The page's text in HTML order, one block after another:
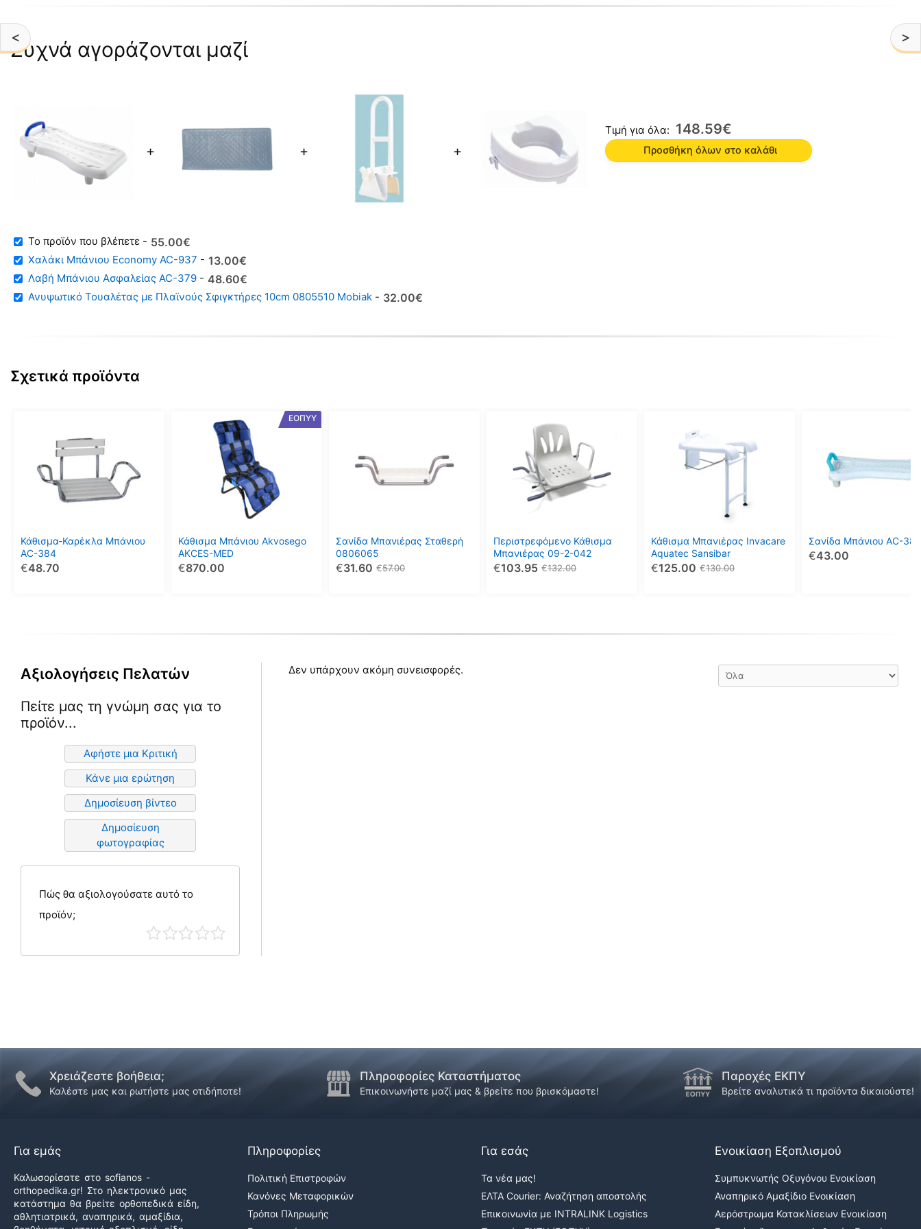
< >
Συχνά αγοράζονται μαζί
+ + +
Τιμή για όλα: 148 59€
Προσθήκη όλων στο καλάθι
- 55 00€
Χαλάκι Μπάνιου Economy AC-937 -
Original
price
was:
13 00€
Η
τρέχουσα
τιμή
Λαβή Μπάνιου Ασφαλείας AC-379 - 48 60€
Ανυψωτικό Τουαλέτας με Πλαϊνούς Σφιγκτήρες 10cm 0805510 Mobiak - 32 00€
Σχετικά προϊόντα
Κάθισμα-Καρέκλα Μπάνιου
AC-384
48.70
€
ΕΟΠΥΥ
Κάθισμα Μπάνιου Akvosego
AKCES-MED
870.00
€
πολλαπλές
παραλλαγές.
μπορούν
να
επιλεγούν
Σανίδα Μπανιέρας Σταθερή
0806065
57.00
€
31.60
€
Περιστρεφόμενο Κάθισμα
Μπανιέρας 09-2-042
132.00
€
103.95
€
Κάθισμα Μπανιέρας Invacare
Aquatec Sansibar
130.00
€
125.00
€
Σανίδα Μπάνιου AC-386
43.00
€
Αξιολογήσεις Πελατών
Πείτε μας τη γνώμη σας για το
προϊόν...
Αφήστε μια Κριτική
Κάνε μια ερώτηση
Δημοσίευση βίντεο
Δημοσίευση
φωτογραφίας
Πώς θα αξιολογούσατε αυτό το
προϊόν;
Δεν υπάρχουν ακόμη συνεισφορές.
Χρειάζεστε βοήθεια;
Καλέστε μας και ρωτήστε μας οτιδήποτε!
Πληροφορίες Καταστήματος
Επικοινωνήστε μαζί μας & βρείτε που βρισκόμαστε!
Παροχές ΕΚΠΥ
Βρείτε αναλυτικά τι προϊόντα δικαιούστε!
Για εμάς
Καλωσορίσατε στο sofianos -
orthopedika.gr! Στο ηλεκτρονικό μας
κατάστημα θα βρείτε ορθοπεδικά είδη,
αθλητιατρικά, αναπηρικά, αμαξίδια,
Πληροφορίες
Πολιτική Επιστροφών
Κανόνες Μεταφορικών
Τρόποι Πληρωμής
Για εσάς
Τα νέα μας!
ΕΛΤΑ Courier: Αναζήτηση αποστολής
Επικοινωνία με INTRALINK Logistics
Ενοικίαση Εξοπλισμού
Συμπυκνωτής Οξυγόνου Ενοικίαση
Αναπηρικό Αμαξίδιο Ενοικίαση
Αερόστρωμα Κατακλίσεων Ενοικίαση